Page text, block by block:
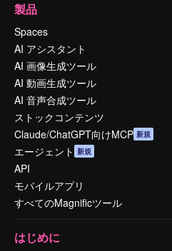
製品
Spaces
AI アシスタント
AI 画像生成ツール
AI 動画生成ツール
AI 音声合成ツール
ストックコンテンツ
Claude/ChatGPT向けMCP 新規
エージェント 新規
API
モバイルアプリ
すべてのMagnificツール
はじめに